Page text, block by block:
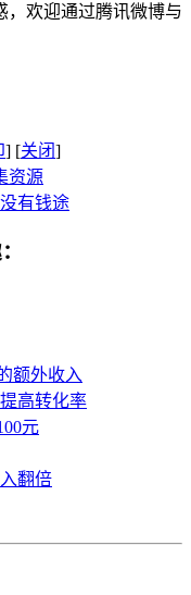
欢迎通过腾讯微博与
] [关闭]
资源
有钱途
额外收入
高转化率
元
翻倍